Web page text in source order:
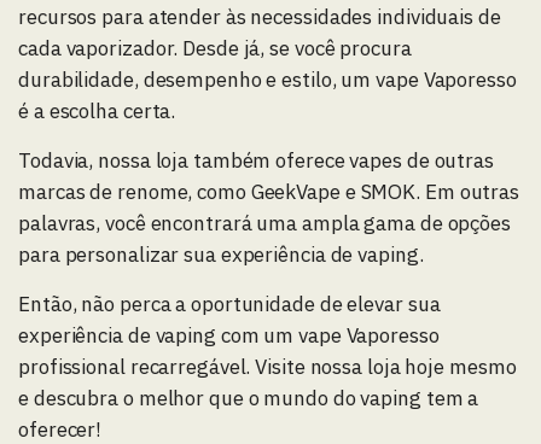
recursos para atender às necessidades individuais de
cada vaporizador. Desde já, se você procura
durabilidade, desempenho e estilo, um vape Vaporesso
é a escolha certa.
Todavia, nossa loja também oferece vapes de outras
marcas de renome, como GeekVape e SMOK. Em outras
palavras, você encontrará uma ampla gama de opções
para personalizar sua experiência de vaping.
Então, não perca a oportunidade de elevar sua
experiência de vaping com um vape Vaporesso
profissional recarregável. Visite nossa loja hoje mesmo
e descubra o melhor que o mundo do vaping tem a
oferecer!